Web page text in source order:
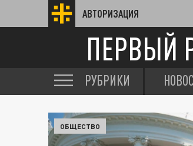
АВТОРИЗАЦИЯ
ПЕРВЫЙ
РУБРИКИ
ОБЩЕСТВО